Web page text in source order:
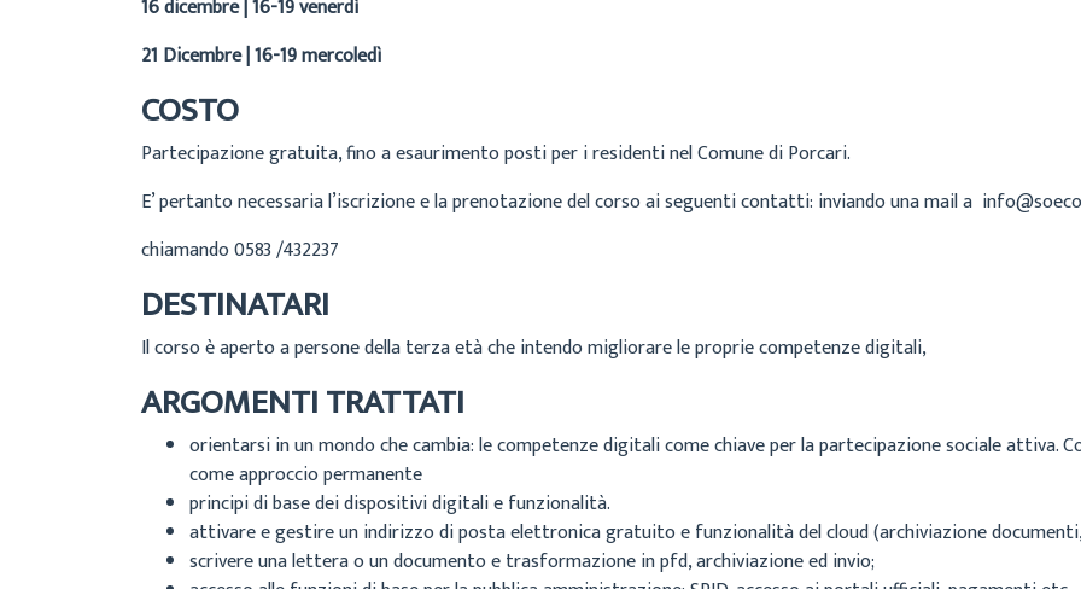
16 dicembre | 16-19 venerdì
21 Dicembre | 16-19 mercoledì
COSTO
Partecipazione gratuita, fino a esaurimento posti per i residenti nel Comune di Porcari.
E’ pertanto necessaria l’iscrizione e la prenotazione del corso ai seguenti contatti: inviando una mail a
chiamando 0583 /432237
DESTINATARI
Il corso è aperto a persone della terza età che intendo migliorare le proprie competenze digitali,
ARGOMENTI TRATTATI
orientarsi in un mondo che cambia: le competenze digitali come chiave per la partecipazione sociale attiva.
come approccio permanente
principi di base dei dispositivi digitali e funzionalità.
attivare e gestire un indirizzo di posta elettronica gratuito e funzionalità del cloud (archiviazione documenti,
scrivere una lettera o un documento e trasformazione in pfd, archiviazione ed invio;